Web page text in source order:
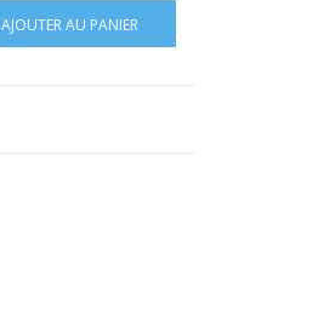
AJOUTER AU PANIER